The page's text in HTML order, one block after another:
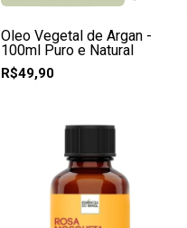
Óleo Vegetal de Argan -
100ml Puro e Natural
R$49,90